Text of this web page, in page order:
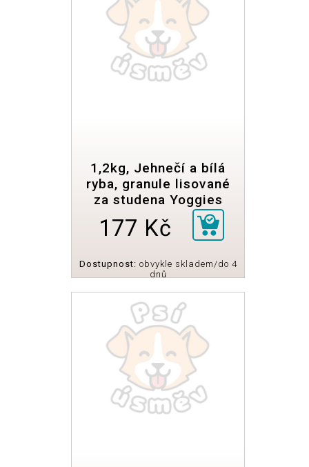
1,2kg, Jehnečí a bílá
ryba, granule lisované
za studena Yoggies
177 Kč
Dostupnost: obvykle skladem/do 4
dnů